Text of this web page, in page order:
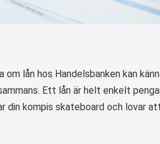
om lån hos Handelsbanken kan
Ett lån är helt enkelt
din kompis skateboard och lovar